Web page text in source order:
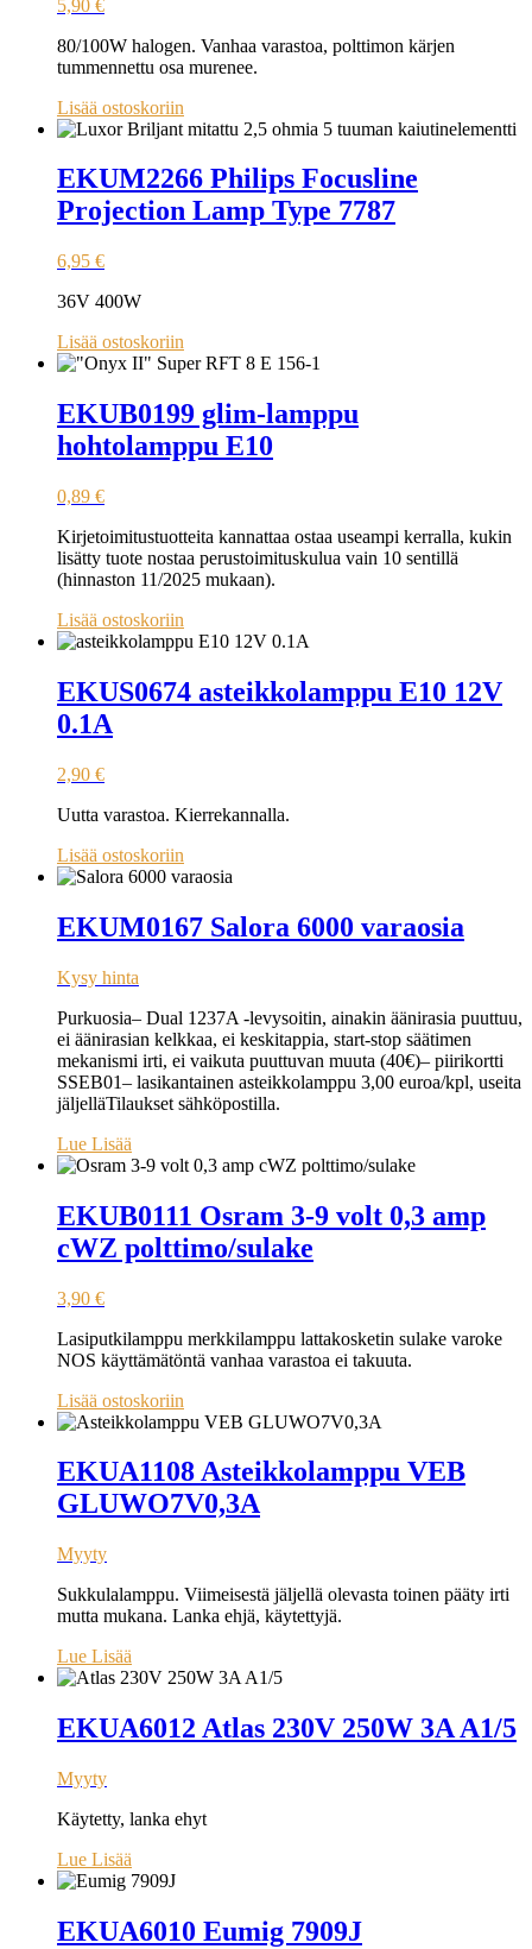
5,90 €
80/100W halogen. Vanhaa varastoa, polttimon kärjen
tummennettu osa murenee.
Lisää ostoskoriin
EKUM2266 Philips Focusline
Projection Lamp Type 7787
6,95 €
36V 400W
Lisää ostoskoriin
EKUB0199 glim-lamppu
hohtolamppu E10
0,89 €
Kirjetoimitustuotteita kannattaa ostaa useampi kerralla, kukin
lisätty tuote nostaa perustoimituskulua vain 10 sentillä
(hinnaston 11/2025 mukaan).
Lisää ostoskoriin
EKUS0674 asteikkolamppu E10 12V
0.1A
2,90 €
Uutta varastoa. Kierrekannalla.
Lisää ostoskoriin
EKUM0167 Salora 6000 varaosia
Kysy hinta
Purkuosia– Dual 1237A -levysoitin, ainakin äänirasia puuttuu,
ei äänirasian kelkkaa, ei keskitappia, start-stop säätimen
mekanismi irti, ei vaikuta puuttuvan muuta (40€)– piirikortti
SSEB01– lasikantainen asteikkolamppu 3,00 euroa/kpl, useita
jäljelläTilaukset sähköpostilla.
Lue Lisää
EKUB0111 Osram 3-9 volt 0,3 amp
cWZ polttimo/sulake
3,90 €
Lasiputkilamppu merkkilamppu lattakosketin sulake varoke
NOS käyttämätöntä vanhaa varastoa ei takuuta.
Lisää ostoskoriin
EKUA1108 Asteikkolamppu VEB
GLUWO7V0,3A
Myyty
Sukkulalamppu. Viimeisestä jäljellä olevasta toinen pääty irti
mutta mukana. Lanka ehjä, käytettyjä.
Lue Lisää
EKUA6012 Atlas 230V 250W 3A A1/5
Myyty
Käytetty, lanka ehyt
Lue Lisää
EKUA6010 Eumig 7909J